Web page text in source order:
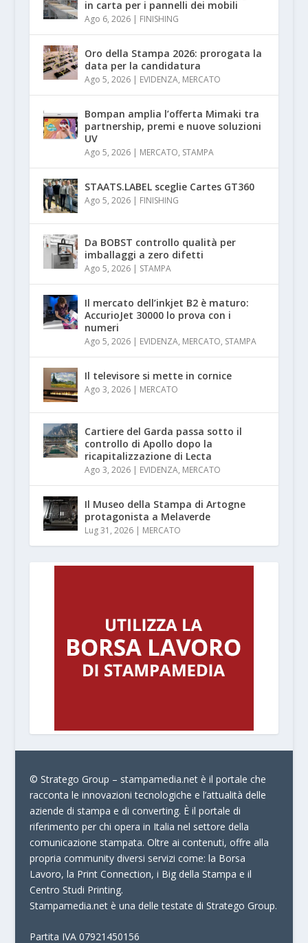
in carta per i pannelli dei mobili
Ago 6, 2026| FINISHING
Oro della Stampa 2026: prorogata la
data per la candidatura
Ago 5, 2026| EVIDENZA, MERCATO
Bompan amplia l’offerta Mimaki tra
partnership, premi e nuove soluzioni
UV
Ago 5, 2026| MERCATO, STAMPA
STAATS.LABEL sceglie Cartes GT360
Ago 5, 2026| FINISHING
Da BOBST controllo qualità per
imballaggi a zero difetti
Ago 5, 2026| STAMPA
Il mercato dell’inkjet B2 è maturo:
AccurioJet 30000 lo prova con i
numeri
Ago 5, 2026| EVIDENZA, MERCATO, STAMPA
Il televisore si mette in cornice
Ago 3, 2026| MERCATO
Cartiere del Garda passa sotto il
controllo di Apollo dopo la
ricapitalizzazione di Lecta
Ago 3, 2026| EVIDENZA, MERCATO
Il Museo della Stampa di Artogne
protagonista a Melaverde
Lug 31, 2026| MERCATO
© Stratego Group – stampamedia.net è il portale che
racconta le innovazioni tecnologiche e l’attualità delle
aziende di stampa e di converting. È il portale di
riferimento per chi opera in Italia nel settore della
comunicazione stampata. Oltre ai contenuti, offre alla
propria community diversi servizi come: la Borsa
Lavoro, la Print Connection, i Big della Stampa e il
Centro Studi Printing.
Stampamedia.net è una delle testate di Stratego Group.
Partita IVA 07921450156